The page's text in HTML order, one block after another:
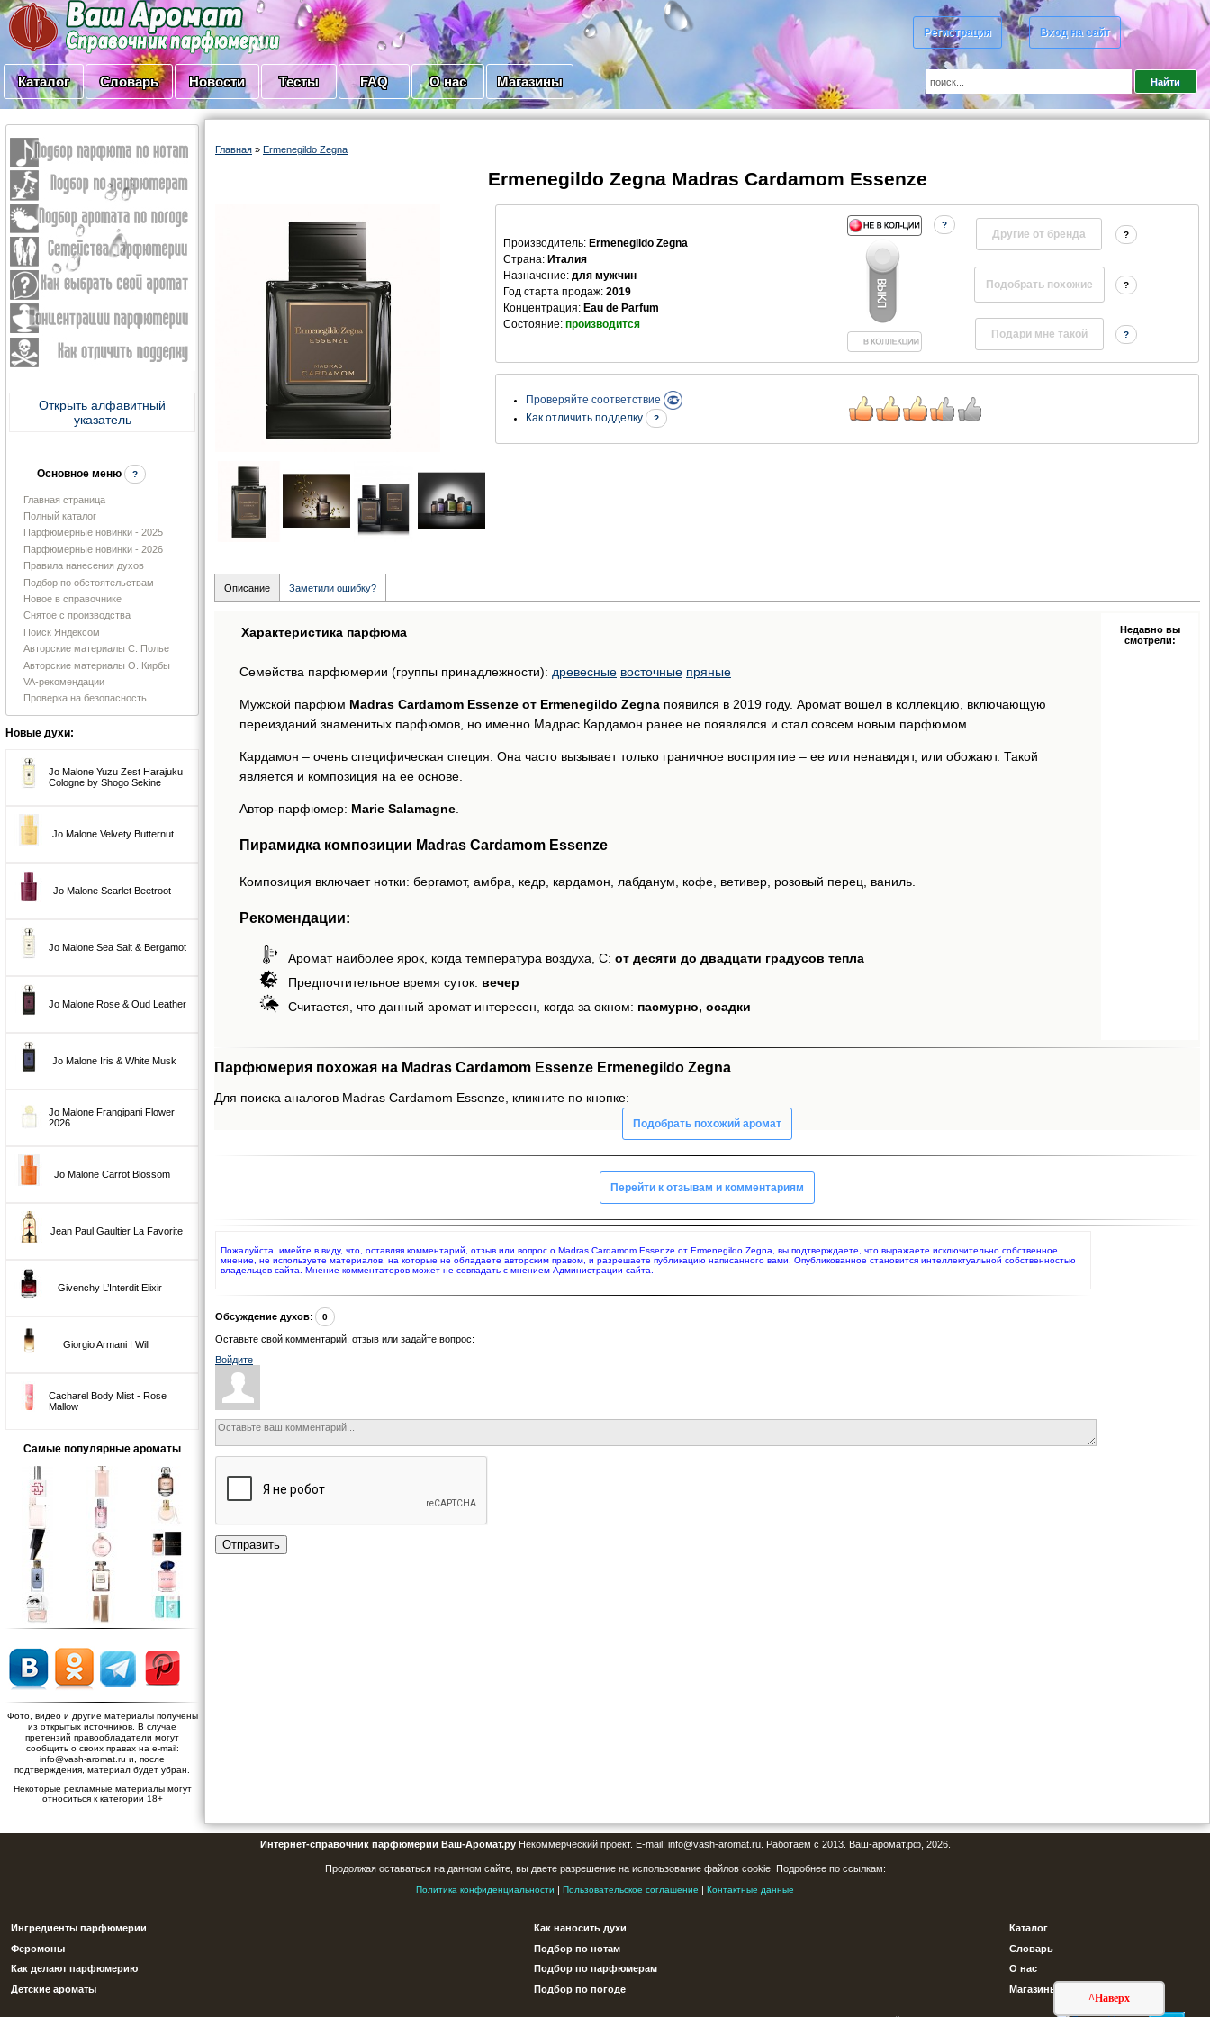
Регистрация Вход на сайт
Каталог Словарь Новости Тесты FAQ О нас Магазины
Открыть алфавитный
указатель
Основное меню ?
Главная страница
Полный каталог
Парфюмерные новинки - 2025
Парфюмерные новинки - 2026
Правила нанесения духов
Подбор по обстоятельствам
Новое в справочнике
Снятое с производства
Поиск Яндексом
Авторские материалы С. Полье
Авторские материалы О. Кирбы
VA-рекомендации
Проверка на безопасность
Новые духи:
Jo Malone Yuzu Zest Harajuku
Cologne by Shogo Sekine
Jo Malone Velvety Butternut
Jo Malone Scarlet Beetroot
Jo Malone Sea Salt & Bergamot
Jo Malone Rose & Oud Leather
Jo Malone Iris & White Musk
Jo Malone Frangipani Flower
2026
Jo Malone Carrot Blossom
Jean Paul Gaultier La Favorite
Givenchy L’Interdit Elixir
Giorgio Armani I Will
Cacharel Body Mist - Rose
Mallow
Самые популярные ароматы
Фото, видео и другие материалы получены
из открытых источников. В случае
претензий правообладатели могут
сообщить о своих правах на e-mail:
info@vash-aromat.ru и, после
подтверждения, материал будет убран.
Некоторые рекламные материалы могут
относиться к категории 18+
Главная » Ermenegildo Zegna
Ermenegildo Zegna Madras Cardamom Essenze
Производитель: Ermenegildo Zegna
Страна: Италия
Назначение: для мужчин
Год старта продаж: 2019
Концентрация: Eau de Parfum
Состояние: производится
?
Другие от бренда ?
?
?
Проверяйте соответствие
Как отличить подделку
?
Описание Заметили ошибку?
Характеристика парфюма
Семейства парфюмерии (группы принадлежности): древесные восточные пряные
Мужской парфюм Madras Cardamom Essenze от Ermenegildo Zegna появился в 2019 году. Аромат вошел в коллекцию, включающую
переизданий знаменитых парфюмов, но именно Мадрас Кардамон ранее не появлялся и стал совсем новым парфюмом.
Кардамон – очень специфическая специя. Она часто вызывает только граничное восприятие – ее или ненавидят, или обожают. Такой
является и композиция на ее основе.
Автор-парфюмер: Marie Salamagne
Пирамидка композиции Madras Cardamom Essenze
Композиция включает нотки: бергамот, амбра, кедр, кардамон, лабданум, кофе, ветивер, розовый перец, ваниль.
Рекомендации:
Аромат наиболее ярок, когда температура воздуха, С: от десяти до двадцати градусов тепла
Предпочтительное время суток: вечер
Считается, что данный аромат интересен, когда за окном: пасмурно, осадки
Недавно вы
смотрели:
Парфюмерия похожая на Madras Cardamom Essenze Ermenegildo Zegna
Для поиска аналогов Madras Cardamom Essenze, кликните по кнопке:
Подобрать похожий аромат
Перейти к отзывам и комментариям
Пожалуйста, имейте в виду, что, оставляя комментарий, отзыв или вопрос о Madras Cardamom Essenze от Ermenegildo Zegna, вы подтверждаете, что выражаете исключительно собственное
мнение, не используете материалов, на которые не обладаете авторским правом, и разрешаете публикацию написанного вами. Опубликованное становится интеллектуальной собственностью
владельцев сайта. Мнение комментаторов может не совпадать с мнением Администрации сайта.
Обсуждение духов: 0
Оставьте свой комментарий, отзыв или задайте вопрос:
Войдите
Отправить
^Наверх
Интернет-справочник парфюмерии Ваш-Аромат.руНекоммерческий проект. E-mail: info@vash-aromat.ru. Работаем с 2013. Ваш-аромат.рф, 2026.
Продолжая оставаться на данном сайте, вы даете разрешение на использование файлов cookie. Подробнее по ссылкам:
Политика конфиденциальности | Пользовательское соглашение | Контактные данные
Ингредиенты парфюмерии
Феромоны
Как делают парфюмерию
Детские ароматы
Как наносить духи
Подбор по нотам
Подбор по парфюмерам
Подбор по погоде
Каталог
Словарь
О нас
Магазины